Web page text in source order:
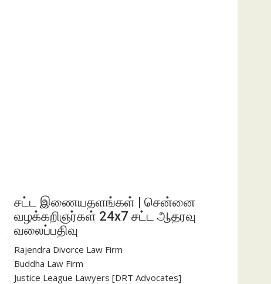
சட்ட இணையதளங்கள் | சென்னை
வழக்கறிஞர்கள் 24x7 சட்ட ஆதரவு
வலைப்பதிவு
Rajendra Divorce Law Firm
Buddha Law Firm
Justice League Lawyers [DRT Advocates]